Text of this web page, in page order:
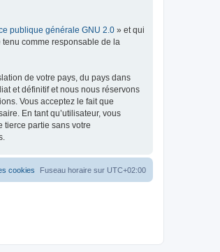
publique générale GNU 2.0 » et qui
comme responsable de la
de votre pays, du pays dans
et définitif et nous nous réservons
Vous acceptez le fait que
En tant qu’utilisateur, vous
tierce partie sans votre
Fuseau horaire sur UTC+02:00
cookies